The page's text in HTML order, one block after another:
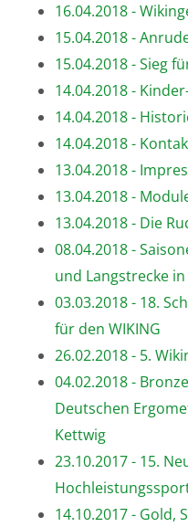
16.04.2018 -
15.04.2018 -
15.04.2018 - Sieg
14.04.2018 -
14.04.2018 -
14.04.2018 -
13.04.2018 -
13.04.2018 -
13.04.2018 - Die
08.04.2018 -
und Langstrecke
03.03.2018 - 18.
für den WIKING
26.02.2018 - 5.
04.02.2018 -
Deutschen
Kettwig
23.10.2017 - 15.
14.10.2017 - Gold,